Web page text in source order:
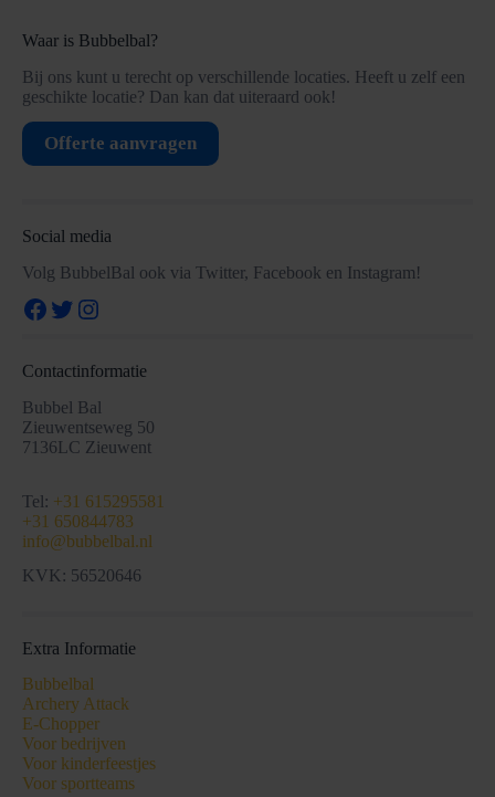
Waar is Bubbelbal?
Bij ons kunt u terecht op verschillende locaties. Heeft u zelf een
geschikte locatie? Dan kan dat uiteraard ook!
Offerte aanvragen
Social media
Volg BubbelBal ook via Twitter, Facebook en Instagram!
Facebook
Twitter
Instagram
Contactinformatie
Bubbel Bal
Zieuwentseweg 50
7136LC Zieuwent
Tel: +31 615295581
+31 650844783
info@bubbelbal.nl
KVK: 56520646
Extra Informatie
Bubbelbal
Archery Attack
E-Chopper
Voor bedrijven
Voor kinderfeestjes
Voor sportteams